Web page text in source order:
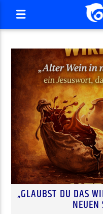
„GLAUBST DU DAS
NEUEN